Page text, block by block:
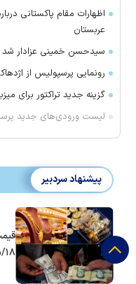
اظهارات مقام پاکستانی
عربستان
سیدحسن خمینی عزادار شد
رونمایی پرسپولیس از
گزینه جدید تراکتور برای
لیست ورودی‌های جدید
پیشنهاد سردبیر